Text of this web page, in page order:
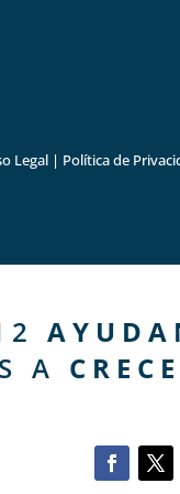
Legal| Política de
A